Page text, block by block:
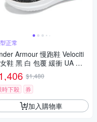
正常
Armour 慢跑鞋 Velociti
鞋 黑 白 包覆 緩衝 UA 運
鞋 3026124004
1,406 $1,480
時下殺
券
加入購物車